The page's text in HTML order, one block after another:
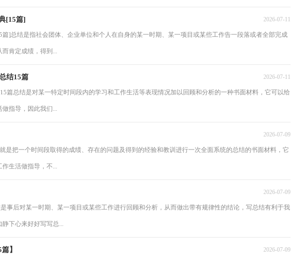
[15篇] 2026-07-11
]总结是指社会团体、企业单位和个人在自身的某一时期、某一项目或某些工作告一段落或者全部完成
肯定成绩，得到...
结15篇 2026-07-11
篇总结是对某一特定时间段内的学习和工作生活等表现情况加以回顾和分析的一种书面材料，它可以给
指导，因此我们...
2026-07-09
是把一个时间段取得的成绩、存在的问题及得到的经验和教训进行一次全面系统的总结的书面材料，它
生活做指导，不...
2026-07-09
事后对某一时期、某一项目或某些工作进行回顾和分析，从而做出带有规律性的结论，写总结有利于我
下心来好好写写总...
】 2026-07-09